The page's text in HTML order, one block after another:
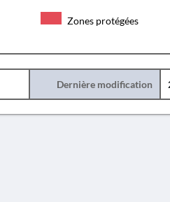
Zones protégées
Dernière modification